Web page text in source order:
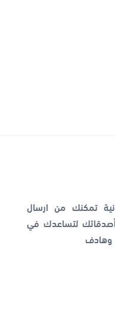
تمكنك من ارسال
أصدقائك لتساعدك في